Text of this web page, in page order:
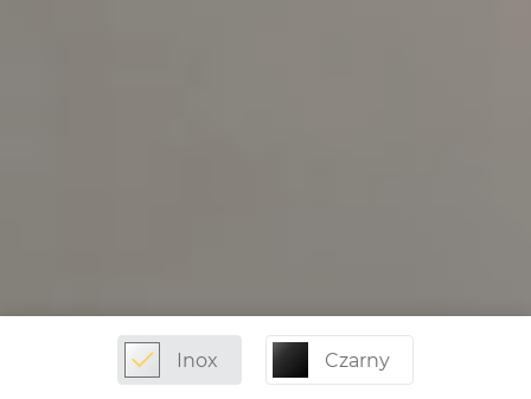
Inox Czarny